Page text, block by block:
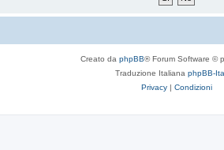
Creato da phpBB® Forum Software ©
Traduzione Italiana phpBB-
Privacy | Condizioni